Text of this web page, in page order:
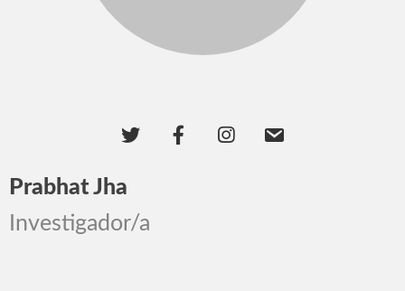
Prabhat Jha
Investigador/a